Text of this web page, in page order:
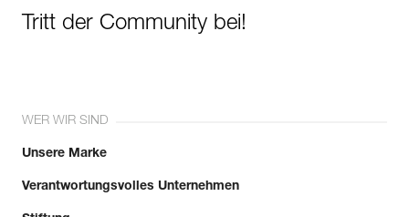
Tritt der Community bei!
WER WIR SIND
Unsere Marke
Verantwortungsvolles Unternehmen